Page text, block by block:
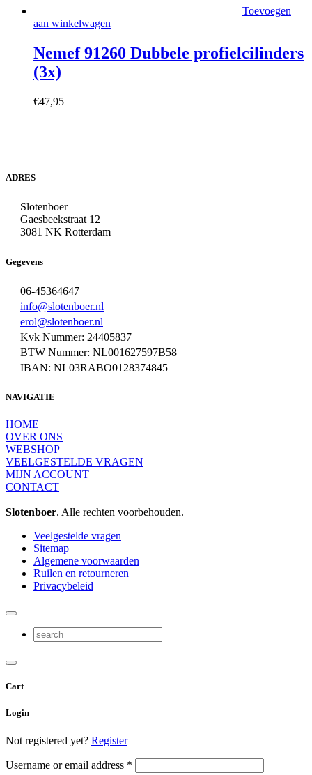
Toevoegen
aan winkelwagen
Nemef 91260 Dubbele profielcilinders
(3x)
€47,95
ADRES
Slotenboer
Gaesbeekstraat 12
3081 NK Rotterdam
Gegevens
06-45364647
info@slotenboer.nl
erol@slotenboer.nl
Kvk Nummer: 24405837
BTW Nummer: NL001627597B58
IBAN: NL03RABO0128374845
NAVIGATIE
HOME
OVER ONS
WEBSHOP
VEELGESTELDE VRAGEN
MIJN ACCOUNT
CONTACT
Slotenboer. Alle rechten voorbehouden.
Veelgestelde vragen
Sitemap
Algemene voorwaarden
Ruilen en retourneren
Privacybeleid
Cart
Login
Not registered yet? Register
Username or email address *